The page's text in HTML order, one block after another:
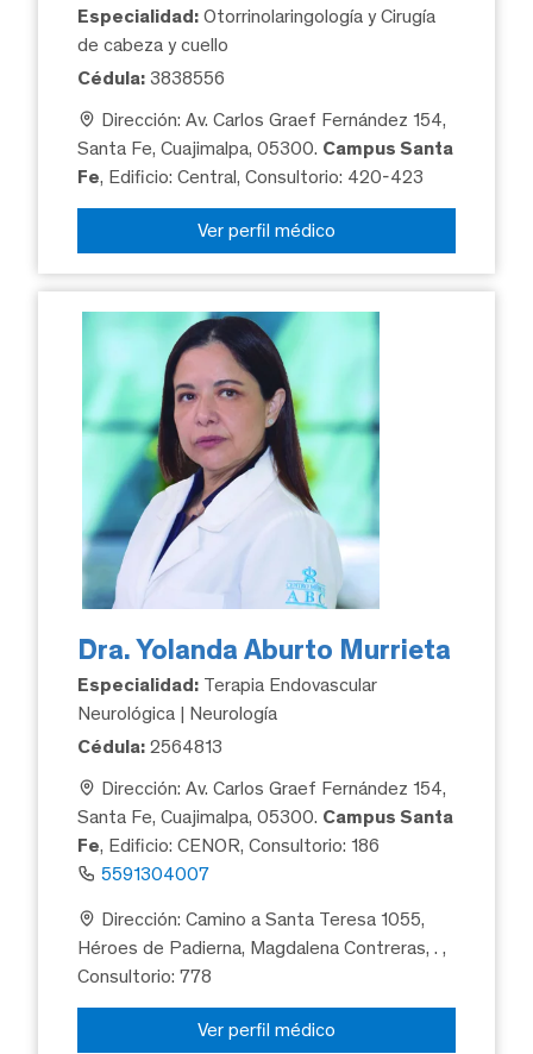
Especialidad: Otorrinolaringología y Cirugía
de cabeza y cuello
Cédula: 3838556
Dirección: Av. Carlos Graef Fernández 154,
Santa Fe, Cuajimalpa, 05300. Campus Santa
Fe, Edificio: Central, Consultorio: 420-423
Ver perfil médico
Dra. Yolanda Aburto Murrieta
Especialidad: Terapia Endovascular
Neurológica | Neurología
Cédula: 2564813
Dirección: Av. Carlos Graef Fernández 154,
Santa Fe, Cuajimalpa, 05300. Campus Santa
Fe, Edificio: CENOR, Consultorio: 186
5591304007
Dirección: Camino a Santa Teresa 1055,
Héroes de Padierna, Magdalena Contreras, .,
Consultorio: 778
Ver perfil médico